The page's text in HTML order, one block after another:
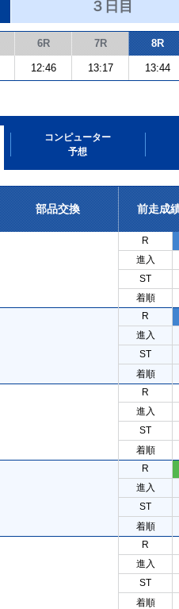
３日目
6R 7R 8R
12:46 13:17 13:44
コンピューター
予想
部品交換
前走成
R
進入
ST
着順
R
進入
ST
着順
R
進入
ST
着順
R
進入
ST
着順
R
進入
ST
着順